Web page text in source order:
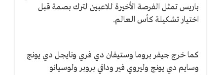
باريس تمثل الفرصة الأخيرة للاعبين لترك بصمة قبل
اختيار تشكيلة كأس العالم.
كما خرج جيفر بروما وستيفان دي فري ونايجل دي يونج
وسايم دي يونج وليروي فير ودافي بروبر ولوسيانو